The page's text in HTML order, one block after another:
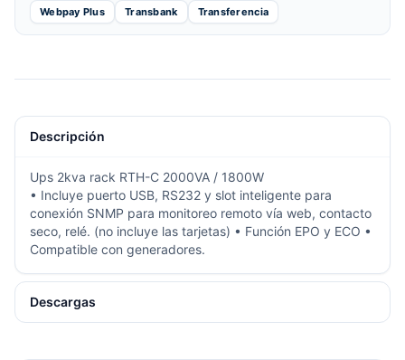
Webpay Plus
Transbank Transferencia
Descripción
Ups 2kva rack RTH-C 2000VA / 1800W
• Incluye puerto USB, RS232 y slot inteligente para
conexión SNMP para monitoreo remoto vía web, contacto
seco, relé. (no incluye las tarjetas) • Función EPO y ECO •
Compatible con generadores.
Descargas